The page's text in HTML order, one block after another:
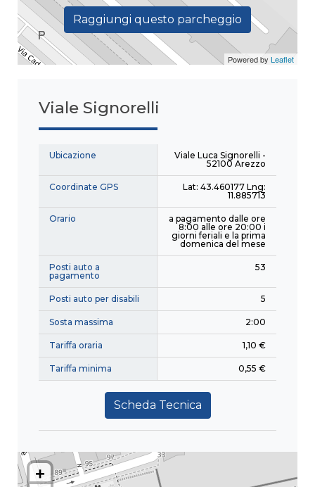
Powered by Leaflet
Raggiungi questo parcheggio
Viale Signorelli
Ubicazione
Viale Luca Signorelli -
52100 Arezzo
Coordinate GPS
Lat: 43.460177 Lng:
11.885713
Orario
a pagamento dalle ore
8:00 alle ore 20:00 i
giorni feriali e la prima
domenica del mese
Posti auto a
pagamento
53
Posti auto per disabili 5
Sosta massima 2:00
Tariffa oraria 1,10 €
Tariffa minima 0,55 €
Scheda Tecnica
+